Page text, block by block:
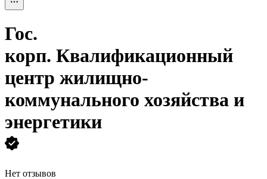
Гос.
корп. Квалификационный
центр жилищно-
коммунального хозяйства и
энергетики
Нет отзывов